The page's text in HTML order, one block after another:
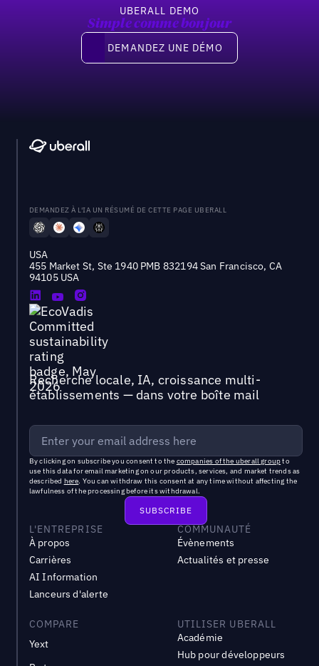
UBERALL DEMO
Simple comme bonjour
Demandez une démo
DEMANDEZ UNE DÉMO
DEMANDEZ À L'IA UN RÉSUMÉ DE CETTE PAGE UBERALL
USA
455 Market St, Ste 1940 PMB 832194 San Francisco, CA
94105 USA
Recherche locale, IA, croissance multi-
établissements — dans votre boîte mail
By clicking on subscribe you consent to the companies of the uberall groupto
use this data for email marketing on our products, services, and market trends as
described here. You can withdraw this consent at any time without affecting the
lawfulness of the processing before its withdrawal.
L'ENTREPRISE
À propos
Carrières
AI Information
Lanceurs d'alerte
COMMUNAUTÉ
Évènements
Actualités et presse
COMPARE
Yext
UTILISER UBERALL
Académie
Hub pour développeurs